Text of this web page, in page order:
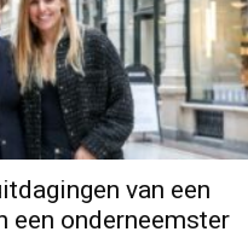
van een
een onderneemster